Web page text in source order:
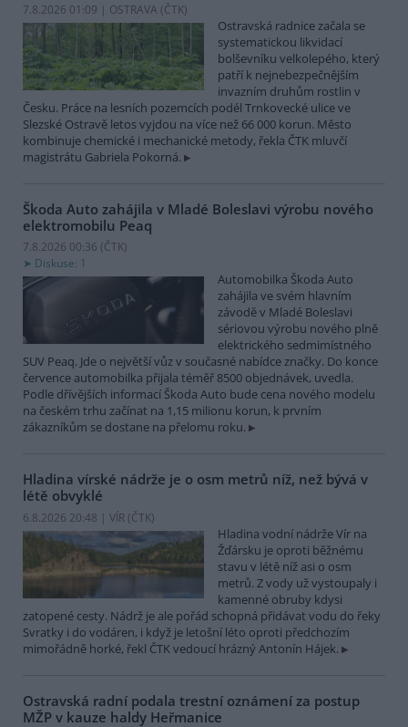
7.8.2026 01:09 | OSTRAVA (ČTK)
Ostravská radnice začala se
systematickou likvidací
bolševníku velkolepého, který
patří k nejnebezpečnějším
invazním druhům rostlin v
Česku. Práce na lesních pozemcích podél Trnkovecké ulice ve
Slezské Ostravě letos vyjdou na více než 66 000 korun. Město
kombinuje chemické i mechanické metody, řekla ČTK mluvčí
magistrátu Gabriela Pokorná.
Škoda Auto zahájila v Mladé Boleslavi výrobu nového
elektromobilu Peaq
7.8.2026 00:36 (ČTK)
Diskuse: 1
Automobilka Škoda Auto
zahájila ve svém hlavním
závodě v Mladé Boleslavi
sériovou výrobu nového plně
elektrického sedmimístného
SUV Peaq. Jde o největší vůz v současné nabídce značky. Do konce
července automobilka přijala téměř 8500 objednávek, uvedla.
Podle dřívějších informací Škoda Auto bude cena nového modelu
na českém trhu začínat na 1,15 milionu korun, k prvním
zákazníkům se dostane na přelomu roku.
Hladina vírské nádrže je o osm metrů níž, než bývá v
létě obvyklé
6.8.2026 20:48 | VÍR (ČTK)
Hladina vodní nádrže Vír na
Žďársku je oproti běžnému
stavu v létě níž asi o osm
metrů. Z vody už vystoupaly i
kamenné obruby kdysi
zatopené cesty. Nádrž je ale pořád schopná přidávat vodu do řeky
Svratky i do vodáren, i když je letošní léto oproti předchozím
mimořádně horké, řekl ČTK vedoucí hrázný Antonín Hájek.
Ostravská radní podala trestní oznámení za postup
MŽP v kauze haldy Heřmanice